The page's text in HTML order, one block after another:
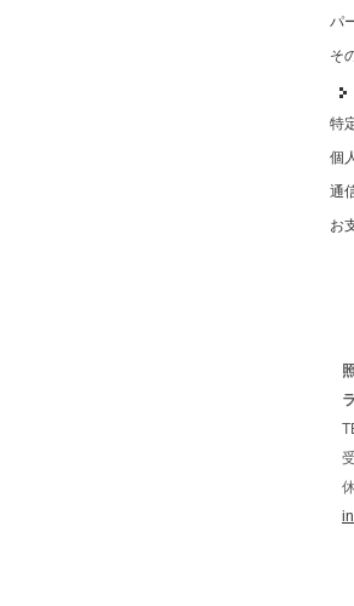
パ
そ
特
個
通
お